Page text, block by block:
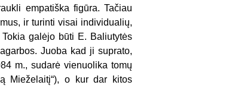
empatiška figūra. Tačiau
ir turinti visai individualių,
galėjo būti E. Baliutytės
Juoba kad ji suprato,
m., sudarė vienuolika tomų
Mieželaitį“), o kur dar kitos